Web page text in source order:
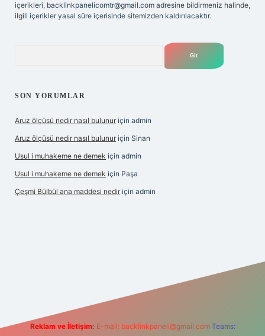
içerikleri, backlinkpanelicomtr@gmail.com adresine bildirmeniz halinde,
ilgili içerikler yasal süre içerisinde sitemizden kaldırılacaktır.
SON YORUMLAR
Aruz ölçüsü nedir nasıl bulunur için admin
Aruz ölçüsü nedir nasıl bulunur için Sinan
Usul i muhakeme ne demek için admin
Usul i muhakeme ne demek için Paşa
Çeşmi Bülbül ana maddesi nedir için admin
Reklam ve İletişim: E-mail: backlinkpaneli@gmail.com Teams: